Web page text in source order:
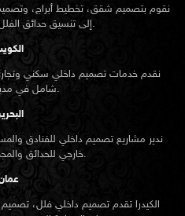
نقوم بتصميم شقق، تخطيط أبراج،
إلى تنسيق حدائق الفلل والمشاريع الخارجية.
نقدم خدمات تصميم داخلي سكني
شامل في مدينة الكويت.
ندير مشاريع تصميم داخلي للفنادق
خارجي للحدائق والمجمعات في المنامة.
الكيدرا تقدم تصميم داخلي فلل،